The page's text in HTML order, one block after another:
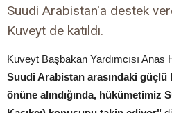
Suudi Arabistan'a destek
Kuveyt de katıldı.
Kuveyt Başbakan Yardımcısı Anas
Suudi Arabistan arasındaki
önüne alındığında, hükümetimiz